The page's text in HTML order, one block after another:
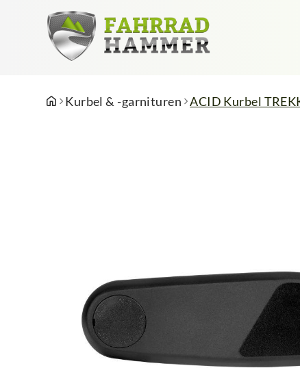
Kurbel & -garnituren ACID Kurbel